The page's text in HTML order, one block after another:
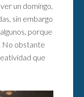
un domingo,
sin embargo
porque
No obstante
que